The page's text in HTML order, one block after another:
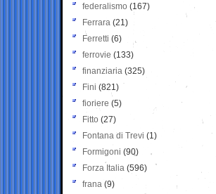
federalismo (167)
Ferrara (21)
Ferretti (6)
ferrovie (133)
finanziaria (325)
Fini (821)
fioriere (5)
Fitto (27)
Fontana di Trevi (1)
Formigoni (90)
Forza Italia (596)
frana (9)